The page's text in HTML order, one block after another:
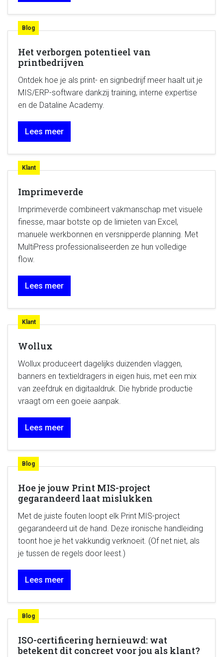
Blog
Het verborgen potentieel van
printbedrijven
Ontdek hoe je als print- en signbedrijf meer haalt uit je
MIS/ERP-software dankzij training, interne expertise
en de Dataline Academy.
Lees meer
Klant
Imprimeverde
Imprimeverde combineert vakmanschap met visuele
finesse, maar botste op de limieten van Excel,
manuele werkbonnen en versnipperde planning. Met
MultiPress professionaliseerden ze hun volledige
flow.
Lees meer
Klant
Wollux
Wollux produceert dagelijks duizenden vlaggen,
banners en textieldragers in eigen huis, met een mix
van zeefdruk en digitaaldruk. Die hybride productie
vraagt om een goeie aanpak.
Lees meer
Blog
Hoe je jouw Print MIS-project
gegarandeerd laat mislukken
Met de juiste fouten loopt elk Print MIS-project
gegarandeerd uit de hand. Deze ironische handleiding
toont hoe je het vakkundig verknoeit. (Of net niet, als
je tussen de regels door leest.)
Lees meer
Blog
ISO-certificering hernieuwd: wat
betekent dit concreet voor jou als klant?